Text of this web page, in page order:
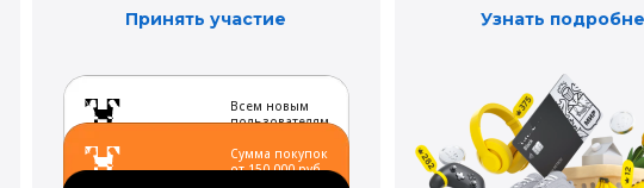
Принять участие Узнать
Всем новым
пользователям
Сумма покупок
от 150 000 руб